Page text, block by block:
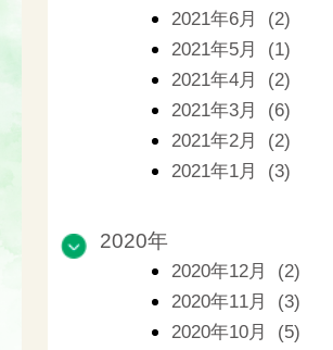
2021年6月 (2)
2021年5月 (1)
2021年4月 (2)
2021年3月 (6)
2021年2月 (2)
2021年1月 (3)
2020年
2020年12月 (2)
2020年11月 (3)
2020年10月 (5)